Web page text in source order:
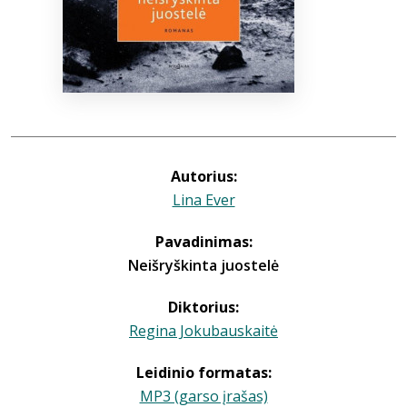
Autorius:
Lina Ever
Pavadinimas:
Neišryškinta juostelė
Diktorius:
Regina Jokubauskaitė
Leidinio formatas:
MP3 (garso įrašas)